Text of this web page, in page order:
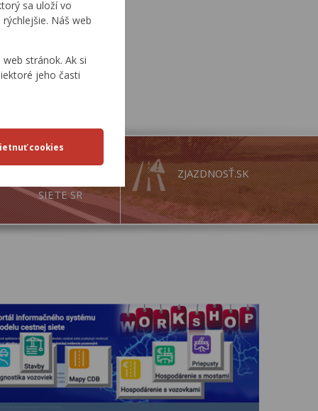
sa uloží vo
Náš web
stránok. Ak si
jeho časti
MAPY
SIETE SR
ZJAZDNOSŤ.SK